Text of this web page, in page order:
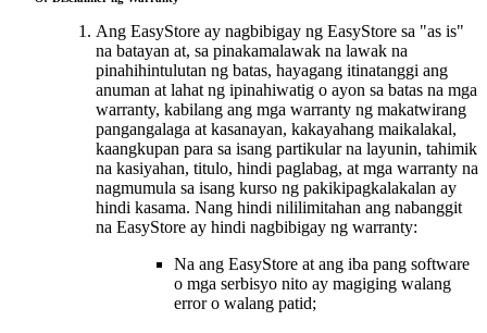
Ang EasyStore ay nagbibigay ng EasyStore sa "as is"
na batayan at, sa pinakamalawak na lawak na
pinahihintulutan ng batas, hayagang itinatanggi ang
anuman at lahat ng ipinahiwatig o ayon sa batas na mga
warranty, kabilang ang mga warranty ng makatwirang
pangangalaga at kasanayan, kakayahang maikalakal,
kaangkupan para sa isang partikular na layunin, tahimik
na kasiyahan, titulo, hindi paglabag, at mga warranty na
nagmumula sa isang kurso ng pakikipagkalakalan ay
hindi kasama. Nang hindi nililimitahan ang nabanggit
na EasyStore ay hindi nagbibigay ng warranty:
Na ang EasyStore at ang iba pang software
o mga serbisyo nito ay magiging walang
error o walang patid;